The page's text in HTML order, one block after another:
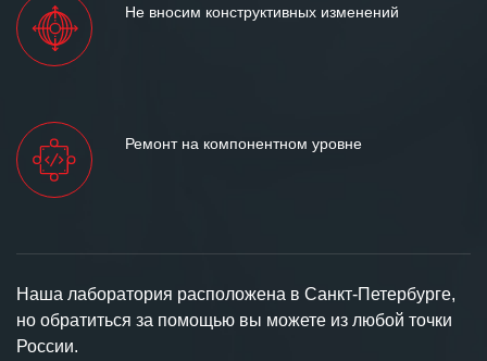
Не вносим конструктивных изменений
Ремонт на компонентном уровне
Наша лаборатория расположена в Санкт-Петербурге,
но обратиться за помощью вы можете из любой точки
России.